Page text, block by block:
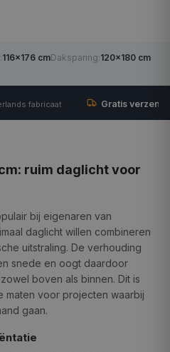
:116×176 cmDaksparing:120×180 cm
fabricaat Gratis
ruim daglicht voor
bij eigenaren van
daglicht willen combineren
uitstraling. De verhouding
snede en oogt daardoor
boven als binnen. Dit is
maten voor projecten waarbij
gaan.